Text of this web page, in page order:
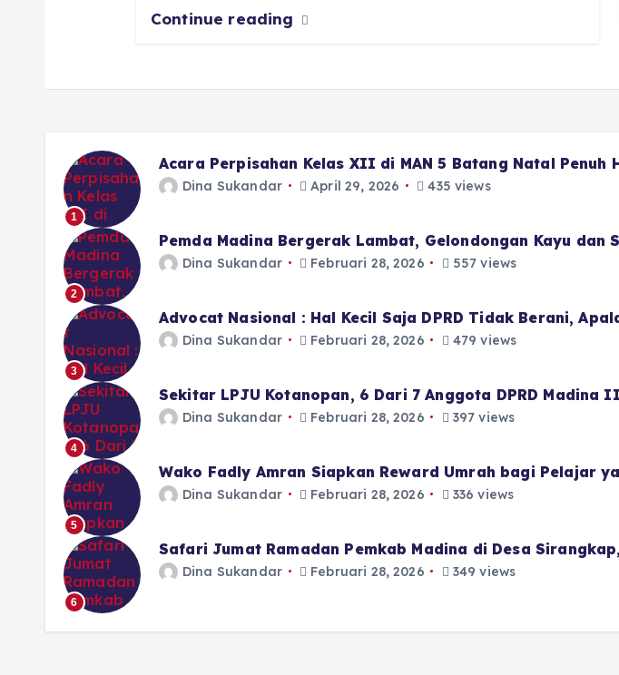
Continue reading
1
Acara Perpisahan Kelas XII di MAN 5 Batang Natal Penuh
Dina Sukandar April 29, 2026 435 views
2
Pemda Madina Bergerak Lambat, Gelondongan Kayu
Dina Sukandar Februari 28, 2026 557 views
3
Advocat Nasional : Hal Kecil Saja DPRD Tidak Berani,
Dina Sukandar Februari 28, 2026 479 views
4
Sekitar LPJU Kotanopan, 6 Dari 7 Anggota DPRD Madina
Dina Sukandar Februari 28, 2026 397 views
5
Wako Fadly Amran Siapkan Reward Umrah bagi Pelajar
Dina Sukandar Februari 28, 2026 336 views
6
Safari Jumat Ramadan Pemkab Madina di Desa
Dina Sukandar Februari 28, 2026 349 views